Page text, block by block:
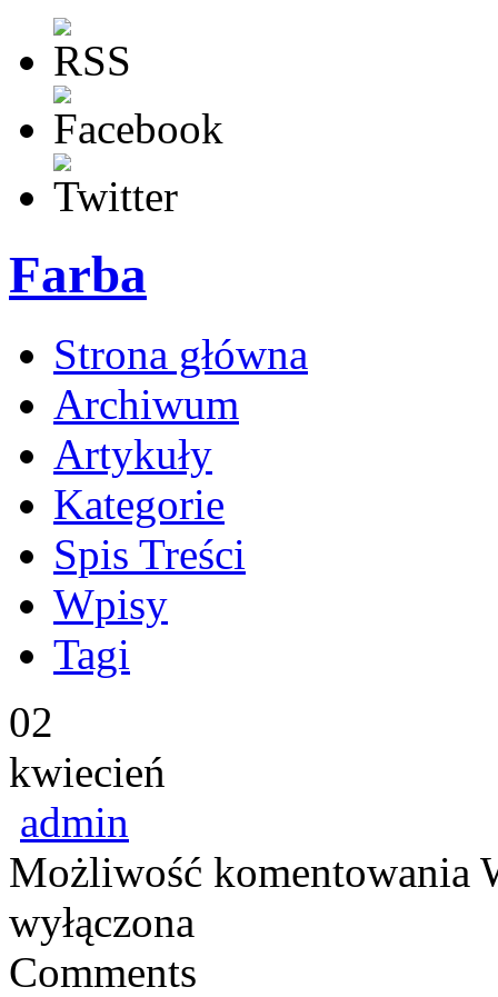
Farba
Strona główna
Archiwum
Artykuły
Kategorie
Spis Treści
Wpisy
Tagi
02
kwiecień
admin
Możliwość komentowania
wyłączona
Comments